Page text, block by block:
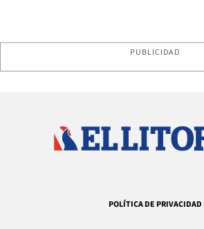
PUBLICIDAD
POLÍTICA DE PRIVACIDAD